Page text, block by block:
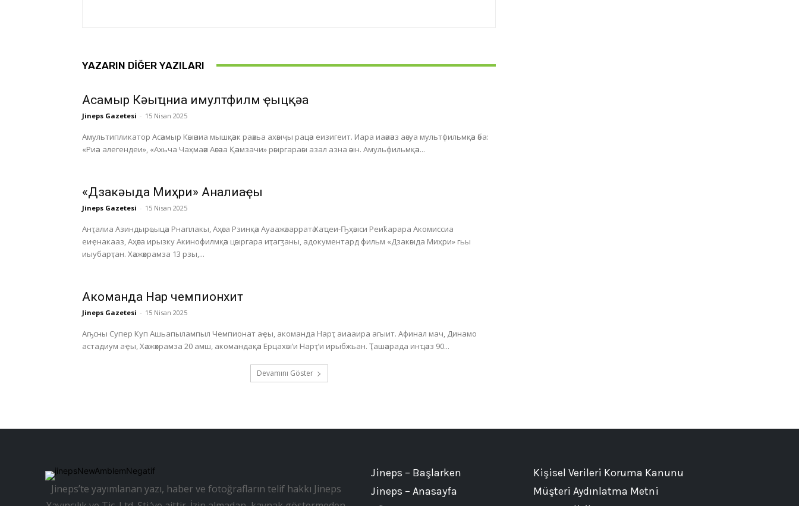
YAZARIN DIĞER YAZILARI
Асҭамыр Кәыҵниа имултфилм ҿыцқәа
Jineps Gazetesi - 15 Nisan 2025
Амультипликатор Асәамыр Кәыәниа мышқәак раәхьа ахәыҷы рацәа еизигеит. Иара иаәиәаз аәсуа мультфильмқәа әба:
«Риәа алегендеи», «Ахьча Чаҳмаәи Аәсәаа Қәамзачи» рәыргараәы азал азна әәын. Амульфильмқәа...
«Дзакәыда Миҳри» Анҭалиаҿы
Jineps Gazetesi - 15 Nisan 2025
Анҭалиа Азиндырҩыцәа Рнаплакы, Аҳәса Рзинқәа Ауаажәларратә Хаҵеи-Ҧҳәыси Реиҟарара Акомиссиа
еиҿнакааз, Аҳәса ирызку Акинофилмқәа цәыргара иҭагӡаны, адокументард фильм «Дзакәыда Миҳри» гьы
иыубарҭан. Хәажәкрамза 13 рзы,...
Акоманда Нарҭ чемпионхит
Jineps Gazetesi - 15 Nisan 2025
Аҧсны Супер Куп Ашьапылампыл Чемпионат аҿы, акоманда Нарҭ аиааира агыит. Афинал мач, Динамо
астадиум аҿы, Хәажәкрамза 20 амш, акомандақәа Ерцахәы’и Нарҭ’и ирыбжьан. Ҭашәарада инҵәаз 90...
Devamını Göster
Jineps’te yayımlanan yazı, haber ve fotoğrafların telif hakkı Jineps
Jineps – Başlarken
Jineps – Anasayfa
Kişisel Verileri Koruma Kanunu
Müşteri Aydınlatma Metni